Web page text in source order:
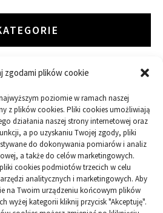
zgodami plików cookie
poziomie w ramach naszej
z plików cookies. Pliki cookies umożliwiają
działania naszej strony internetowej oraz
a po uzyskaniu Twojej zgody, pliki
do dokonywania pomiarów i analiz
a także do celów marketingowych.
cookies podmiotów trzecich w celu
analitycznych i marketingowych. Aby
na Twoim urządzeniu końcowym plików
wyżej kategorii kliknij przycisk "Akceptuję".